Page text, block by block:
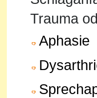
Trauma
Aphasie